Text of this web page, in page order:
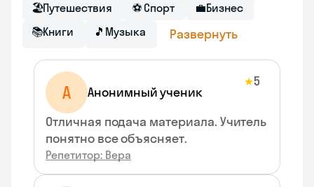
🏖Путешествия ⚽ Спорт 💼Бизнес
📚Книги 🎵 Музыка Развернуть
А Анонимный ученик
★5
Отличная подача материала. Учитель
понятно все объясняет.
Репетитор: Вера